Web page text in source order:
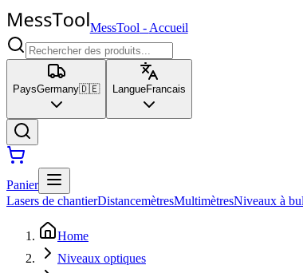
MessTool - Accueil
PaysGermany🇩🇪 LangueFrancais
Panier
Lasers de chantierDistancemètresMultimètresNiveaux à
Home
Niveaux optiques